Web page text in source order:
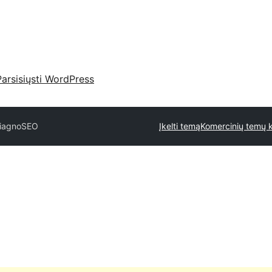
WordPress
Įkelti temąKomercinių temų